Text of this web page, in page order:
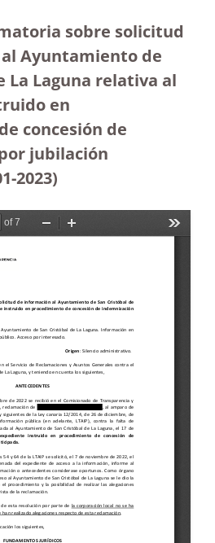
sobre solicitud
Ayuntamiento de
La Laguna relativa al
en
concesión de
jubilación
2023)